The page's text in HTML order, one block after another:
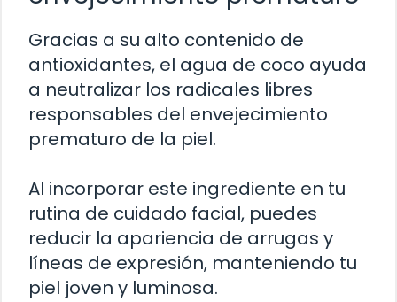
Gracias a su alto contenido de
antioxidantes, el agua de coco ayuda
a neutralizar los radicales libres
responsables del envejecimiento
prematuro de la piel.
Al incorporar este ingrediente en tu
rutina de cuidado facial, puedes
reducir la apariencia de arrugas y
líneas de expresión, manteniendo tu
piel joven y luminosa.